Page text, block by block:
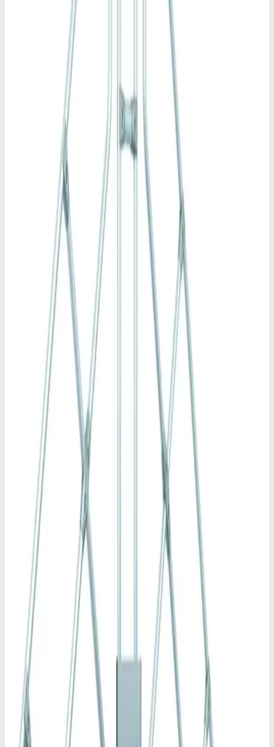
Добавить в корзину
Стационарный переход Zarges 4 ступени 1000 мм 45°
Добавить в корзину
Стационарный переход Zarges 4 ступени 1000 мм 45°
40355953
Добавить в корзину
Добавить к сравнению
Описание
Стационарный переход Zarges 4 ступени, ширина 1000 мм.
Стационарная или передвижная платформа для
преодоления препятствий, также используется как
рабочая платформа с доступом с двух сторон. Просторная
платформа с ограждением для безопасной и эргономичной
работы на высоте.
Ширина ступеней: 600, 800 или 1000 мм.
В стандартной комплектации ступени и платформа
имеют покрытие из рифленого алюминия (R10). Прочие
варианты: стальная решетка (R12) и перфорированный
стальной лист (R13) для повышенной защиты от
скольжения.
Индивидуальная настройка длины платформы.
Вариант с ходовым механизмом для передвижного
исполнения.
Индивидуальная конфигурация перильного ограждения
платформы, варианты с поворотной дверцей или
защитной калиткой.
Максимальная универсальность благодаря возможности
демонтажа поручней и перил без применения
инструментов.
Быстрый и простой монтаж благодаря системе
соединителей ZARGES с высокой степенью
предварительной сборки.
Различные угла наклона: 45° для удобного подъема или
60° в условиях ограниченного пространства.
Подсказки и особенности